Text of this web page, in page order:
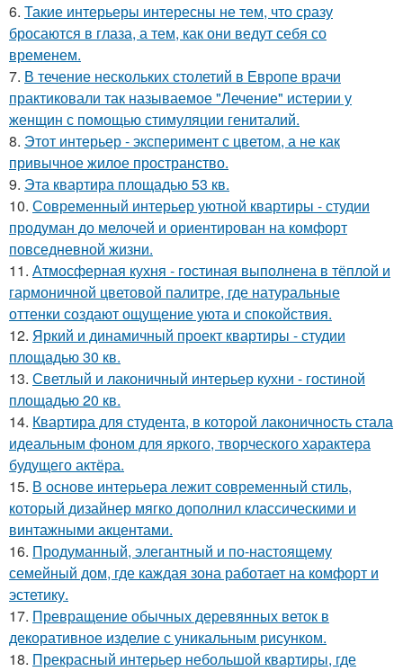
6. Такие интерьеры интересны не тем, что сразу
бросаются в глаза, а тем, как они ведут себя со
временем.
7. В течение нескольких столетий в Европе врачи
практиковали так называемое "Лечение" истерии у
женщин с помощью стимуляции гениталий.
8. Этот интерьер - эксперимент с цветом, а не как
привычное жилое пространство.
9. Эта квартира площадью 53 кв.
10. Современный интерьер уютной квартиры - студии
продуман до мелочей и ориентирован на комфорт
повседневной жизни.
11. Атмосферная кухня - гостиная выполнена в тёплой и
гармоничной цветовой палитре, где натуральные
оттенки создают ощущение уюта и спокойствия.
12. Яркий и динамичный проект квартиры - студии
площадью 30 кв.
13. Светлый и лаконичный интерьер кухни - гостиной
площадью 20 кв.
14. Квартира для студента, в которой лаконичность стала
идеальным фоном для яркого, творческого характера
будущего актёра.
15. В основе интерьера лежит современный стиль,
который дизайнер мягко дополнил классическими и
винтажными акцентами.
16. Продуманный, элегантный и по-настоящему
семейный дом, где каждая зона работает на комфорт и
эстетику.
17. Превращение обычных деревянных веток в
декоративное изделие с уникальным рисунком.
18. Прекрасный интерьер небольшой квартиры, где